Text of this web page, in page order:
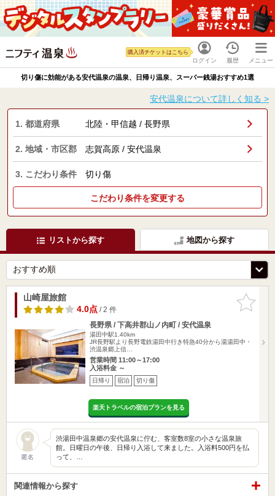
ログイン
購入済チケットはこちら
履歴 メニュー
切り傷に効能がある安代温泉の温泉、日帰り温泉、スーパー銭湯おすすめ1選
安代温泉について詳しく知る >
1. 都道府県 北陸・甲信越 / 長野県
2. 地域・市区郡 志賀高原 / 安代温泉
3. こだわり条件 切り傷
こだわり条件を変更する
リストから探す 地図から探す
お気に入
りに追加
山崎屋旅館
4.0点/ 2 件
長野県 / 下高井郡山ノ内町 / 安代温泉
湯田中駅1.40km
JR長野駅より長野電鉄湯田中行き特急40分から湯湯田中・
渋温泉郷上信…
営業時間 11:00～17:00
入浴料金 ～
日帰り 宿泊 切り傷
楽天トラベルの宿泊プランを見る
匿名
渋湯田中温泉郷の安代温泉に佇む、客室数8室の小さな温泉旅
館。日曜日の午後、日帰り入浴して来ました。入浴料500円を払
って、…
関連情報から探す